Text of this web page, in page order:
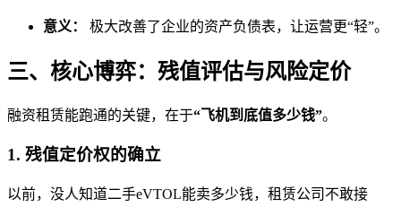
意义： 极大改善了企业的资产负债表，让运营更“轻”。
三、核心博弈：残值评估与风险定价
融资租赁能跑通的关键，在于“飞机到底值多少钱”。
1. 残值定价权的确立
以前，没人知道二手eVTOL能卖多少钱，租赁公司不敢接